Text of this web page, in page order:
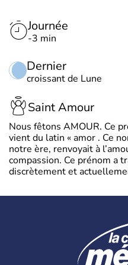
Journée
-3 min
Dernier
croissant de Lune
Saint Amour
Nous fêtons AMOUR. Ce
vient du latin « amor . Ce
notre ère, renvoyait à
compassion. Ce prénom a
discrètement et